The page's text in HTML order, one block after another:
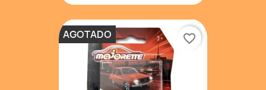
AGOTADO favorite_border